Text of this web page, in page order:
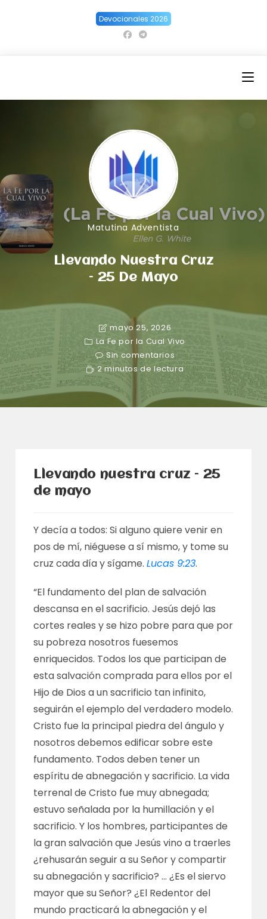
Devocionales 2026
Matutina Adventista
Llevando Nuestra Cruz
– 25 De Mayo
mayo 25, 2026
La Fe por la Cual Vivo
Sin comentarios
2 minutos de lectura
Llevando nuestra cruz – 25
de mayo
Y decía a todos: Si alguno quiere venir en
pos de mí, niéguese a sí mismo, y tome su
cruz cada día y sígame.Lucas 9:23.
“El fundamento del plan de salvación
descansa en el sacrificio. Jesús dejó las
cortes reales y se hizo pobre para que por
su pobreza nosotros fuesemos
enriquecidos. Todos los que participan de
esta salvación comprada para ellos por el
Hijo de Dios a un sacrificio tan infinito,
seguirán el ejemplo del verdadero modelo.
Cristo fue la principal piedra del ángulo y
nosotros debemos edificar sobre este
fundamento. Todos deben tener un
espíritu de abnegación y sacrificio. La vida
terrenal de Cristo fue muy abnegada;
estuvo señalada por la humillación y el
sacrificio. Y los hombres, participantes de
la gran salvación que Jesús vino a traerles
¿rehusarán seguir a su Señor y compartir
su abnegación y sacrificio? … ¿Es el siervo
mayor que su Señor? ¿El Redentor del
mundo practicará la abnegación y el